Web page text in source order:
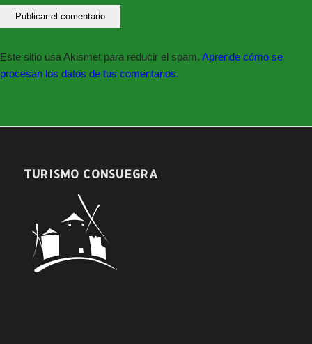
Este sitio usa Akismet para reducir el spam. Aprende cómo se
procesan los datos de tus comentarios.
TURISMO CONSUEGRA